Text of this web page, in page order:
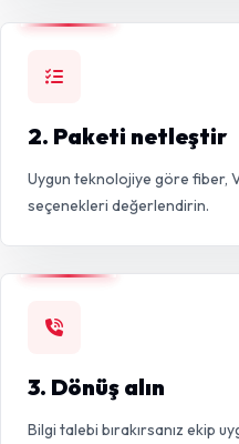
2. Paketi netleştir
Uygun teknolojiye göre fiber,
seçenekleri değerlendirin.
3. Dönüş alın
Bilgi talebi bırakırsanız ekip